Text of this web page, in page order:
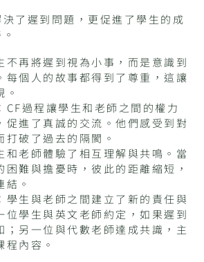
了遲到問題，更促進了學生的成
不再將遲到視為小事，而是意識到
每個人的故事都得到了尊重，這讓
CF過程讓學生和老師之間的權力
促進了真誠的交流。他們感受到對
打破了過去的隔閡。
和老師體驗了相互理解與共鳴。當
困難與擔憂時，彼此的距離縮短，
。
學生與老師之間建立了新的責任與
位學生與英文老師約定，如果遲到
；另一位與代數老師達成共識，主
內容。